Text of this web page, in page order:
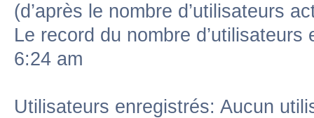
(d’après le nombre d’utilisateurs
Le record du nombre
6:24 am
Utilisateurs enregistrés: Aucun